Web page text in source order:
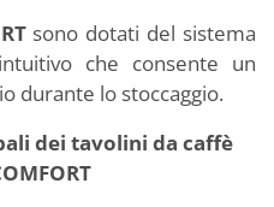
sono dotati del sistema
che consente un
durante lo stoccaggio.
dei tavolini da caffè